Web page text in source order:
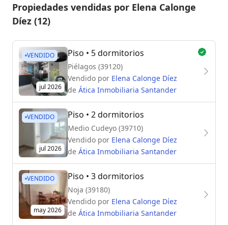
Propiedades vendidas por Elena Calonge
Díez (12)
VENDIDO
jul 2026
Piso • 5 dormitorios
Piélagos (39120)
Vendido por Elena Calonge Díez
de Ática Inmobiliaria Santander
VENDIDO
jul 2026
Piso • 2 dormitorios
Medio Cudeyo (39710)
Vendido por Elena Calonge Díez
de Ática Inmobiliaria Santander
VENDIDO
may 2026
Piso • 3 dormitorios
Noja (39180)
Vendido por Elena Calonge Díez
de Ática Inmobiliaria Santander